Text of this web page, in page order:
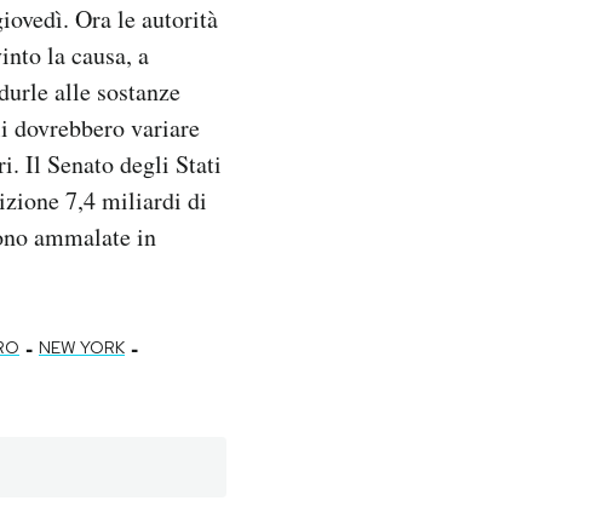
Ora le autorità
la causa, a
alle sostanze
variare
Il Senato degli Stati
7,4 miliardi di
ammalate in
- NEW YORK -